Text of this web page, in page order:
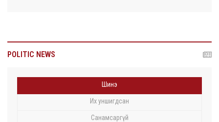
POLITIC NEWS
Шинэ
Их уншигдсан
Санамсаргүй